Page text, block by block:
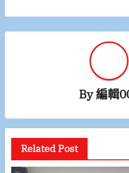
覽
By編輯
Related Post